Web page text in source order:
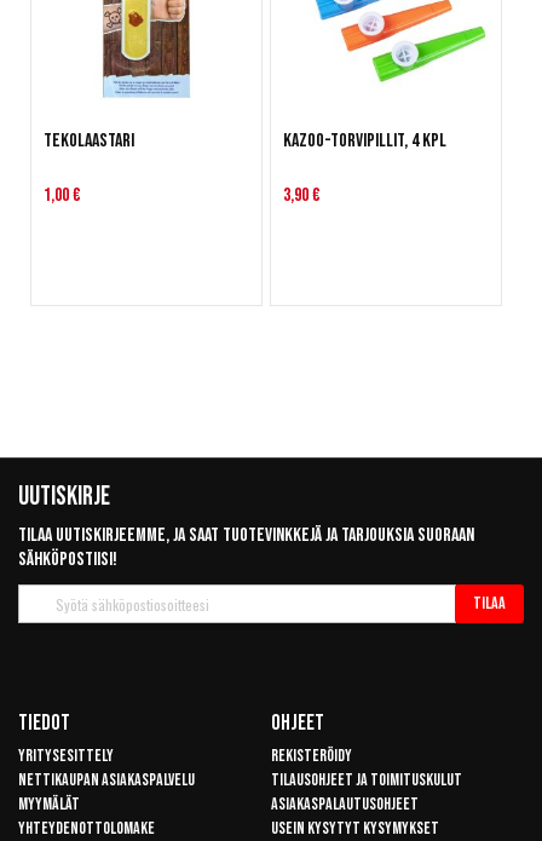
Tekolaastari
1,00 €
Kazoo-torvipillit, 4 kpl
3,90 €
Uutiskirje
Tilaa uutiskirjeemme, ja saat tuotevinkkejä ja tarjouksia suoraan
sähköpostiisi!
uutiskirje
Tilaa
Tiedot
Yritysesittely
Nettikaupan asiakaspalvelu
Myymälät
Yhteydenottolomake
Ohjeet
Rekisteröidy
Tilausohjeet ja toimituskulut
Asiakaspalautusohjeet
Usein kysytyt kysymykset